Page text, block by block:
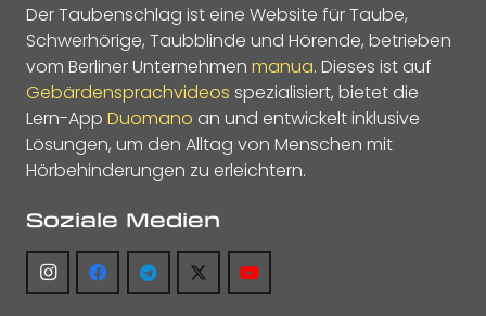
Der Taubenschlag ist eine Website für Taube,
Schwerhörige, Taubblinde und Hörende, betrieben
vom Berliner Unternehmen manua. Dieses ist auf
Gebärdensprachvideos spezialisiert, bietet die
Lern-App Duomano an und entwickelt inklusive
Lösungen, um den Alltag von Menschen mit
Hörbehinderungen zu erleichtern.
Soziale Medien